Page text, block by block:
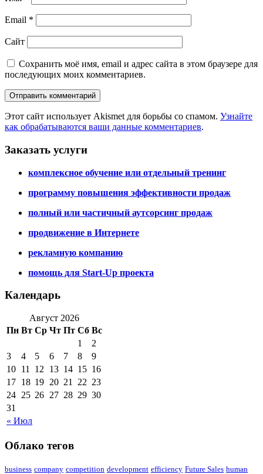
Email *
Сайт
Сохранить моё имя, email и адрес сайта в этом браузере для
последующих моих комментариев.
Этот сайт использует Akismet для борьбы со спамом. Узнайте
как обрабатываются ваши данные комментариев.
Заказать услуги
комплексное обучение или отдельный тренинг
программу повышения эффективности продаж
полный или частичный аутсорсинг продаж
продвижение в Интернете
рекламную компанию
помощь для Start-Up проекта
Календарь
Август 2026
Пн Вт Ср Чт Пт Сб Вс
« Июл
1
2
3
4 5 6 7 8
9
10 11 12 13 14 15 16
17 18 19 20 21 22 23
24 25 26 27 28 29 30
31
Облако тегов
business company competition development efficiency Future Sales human